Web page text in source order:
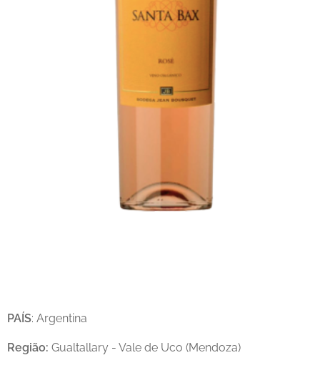
PAÍS: Argentina
Região: Gualtallary - Vale de Uco (Mendoza)